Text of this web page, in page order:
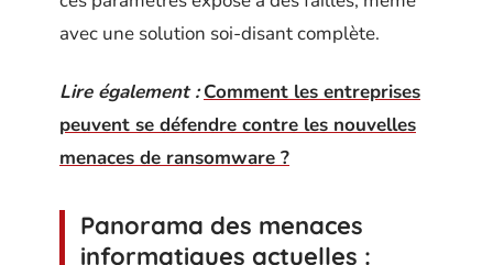
avec une solution soi-disant complète.
Lire également : Comment les entreprises
peuvent se défendre contre les nouvelles
menaces de ransomware ?
Panorama des menaces
informatiques actuelles :